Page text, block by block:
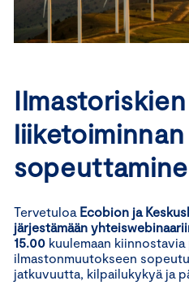
liiketoiminnan
Tervetuloa Ecobion ja
järjestämään
15.00 kuulemaan
ilmastonmuutokseen
jatkuvuutta, kilpailukykyä ja